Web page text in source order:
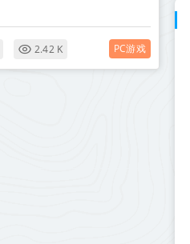
2.42 K PC游戏